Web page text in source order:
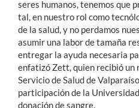
seres humanos, tenemos que
tal, en nuestro rol como
de la salud, y no perdamos
asumir una labor de tamaña
entregar la ayuda necesaria
enfatizó Zett, quien recibió un
Servicio de Salud de
participación de la
donación de sangre.